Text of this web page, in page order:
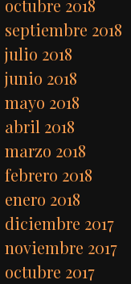
octubre 2018
septiembre 2018
julio 2018
junio 2018
mayo 2018
abril 2018
marzo 2018
febrero 2018
enero 2018
diciembre 2017
noviembre 2017
octubre 2017